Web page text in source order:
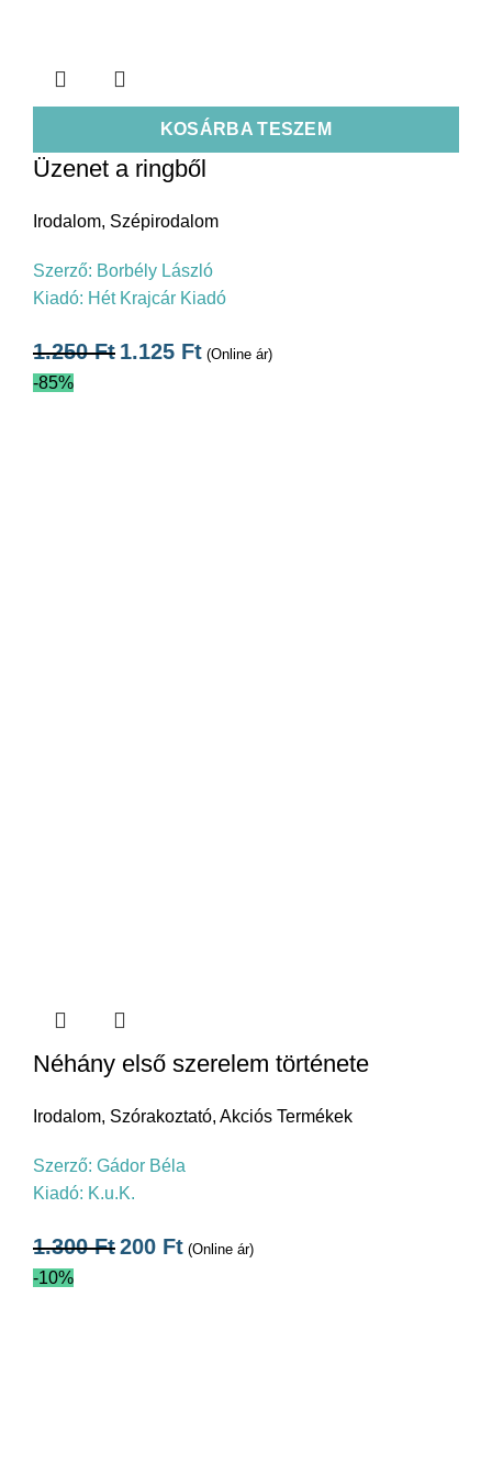
KOSÁRBA TESZEM
Üzenet a ringből
Irodalom, Szépirodalom
Szerző: Borbély László
Kiadó: Hét Krajcár Kiadó
1.250Ft 1.125 Ft (Online ár)
-85%
Néhány első szerelem története
Irodalom, Szórakoztató, Akciós Termékek
Szerző: Gádor Béla
Kiadó: K.u.K.
1.300Ft200 Ft (Online ár)
-10%